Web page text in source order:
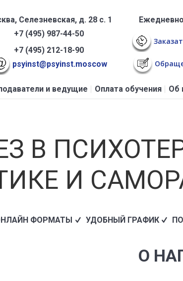
Селезневская, д. 28 с. 1
+7 (495) 987-44-50
+7 (495) 212-18-90
psyinst@psyinst.moscow
и ведущие Оплата обучения Об
В
И
ФОРМАТЫ УДОБНЫЙ ГРАФИК
О